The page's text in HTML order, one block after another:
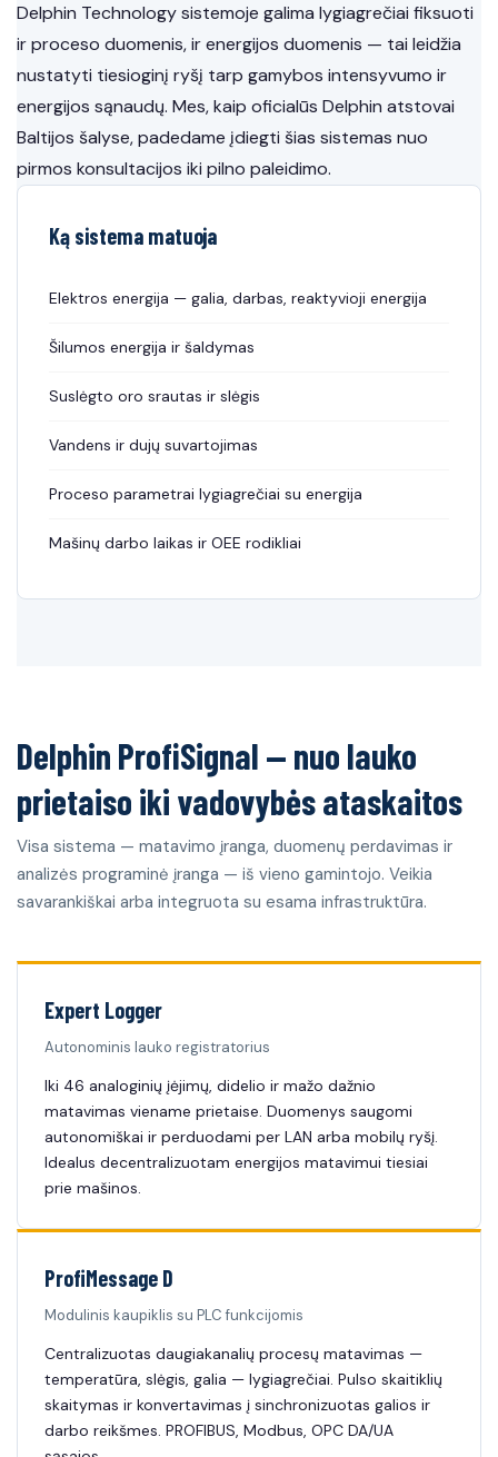
Delphin Technology sistemoje galima lygiagrečiai fiksuoti
ir proceso duomenis, ir energijos duomenis — tai leidžia
nustatyti tiesioginį ryšį tarp gamybos intensyvumo ir
energijos sąnaudų. Mes, kaip oficialūs Delphin atstovai
Baltijos šalyse, padedame įdiegti šias sistemas nuo
pirmos konsultacijos iki pilno paleidimo.
Ką sistema matuoja
Elektros energija — galia, darbas, reaktyvioji energija
Šilumos energija ir šaldymas
Suslėgto oro srautas ir slėgis
Vandens ir dujų suvartojimas
Proceso parametrai lygiagrečiai su energija
Mašinų darbo laikas ir OEE rodikliai
Delphin ProfiSignal — nuo lauko
prietaiso iki vadovybės ataskaitos
Visa sistema — matavimo įranga, duomenų perdavimas ir
analizės programinė įranga — iš vieno gamintojo. Veikia
savarankiškai arba integruota su esama infrastruktūra.
Expert Logger
Autonominis lauko registratorius
Iki 46 analoginių įėjimų, didelio ir mažo dažnio
matavimas viename prietaise. Duomenys saugomi
autonomiškai ir perduodami per LAN arba mobilų ryšį.
Idealus decentralizuotam energijos matavimui tiesiai
prie mašinos.
ProfiMessage D
Modulinis kaupiklis su PLC funkcijomis
Centralizuotas daugiakanalių procesų matavimas —
temperatūra, slėgis, galia — lygiagrečiai. Pulso skaitiklių
skaitymas ir konvertavimas į sinchronizuotas galios ir
darbo reikšmes. PROFIBUS, Modbus, OPC DA/UA